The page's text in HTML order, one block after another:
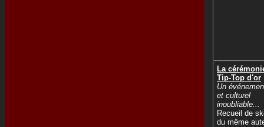
La
Tip-Top d'or
Un
et culturel
inoubliable...
Recueil de
du même